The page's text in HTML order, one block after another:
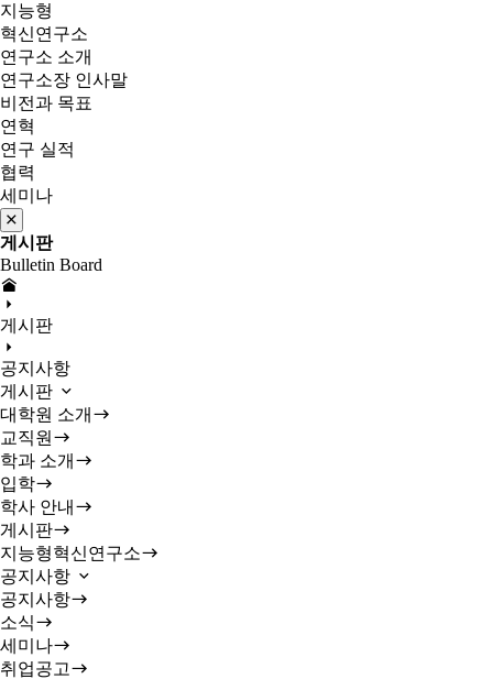
지능형
혁신연구소
연구소 소개
연구소장 인사말
비전과 목표
연혁
연구 실적
협력
세미나
게시판
Bulletin Board
게시판
공지사항
게시판
대학원 소개
교직원
학과 소개
입학
학사 안내
게시판
지능형혁신연구소
공지사항
공지사항
소식
세미나
취업공고